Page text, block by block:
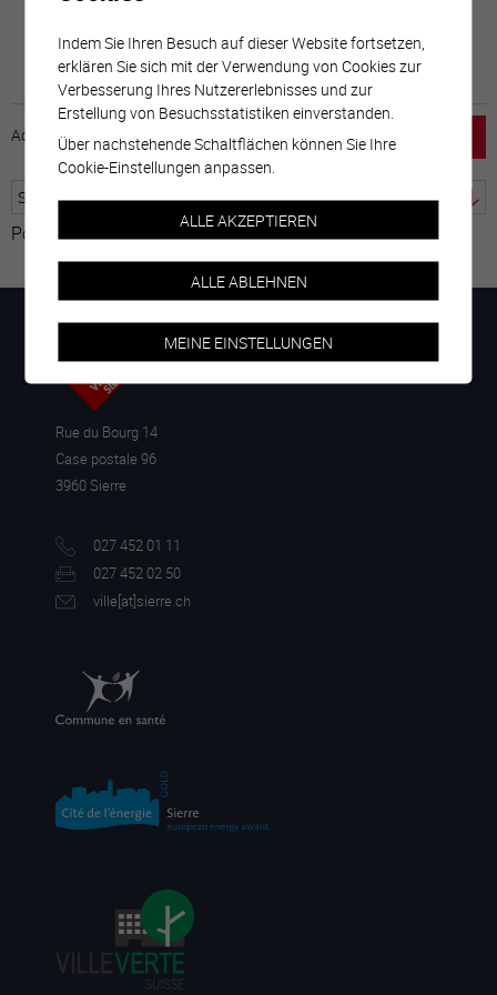
Accueil horaire emploi Mentions légales
Powered by Google Übersetzer
Rue du Bourg 14
Case postale 96
3960 Sierre
027 452 01 11
027 452 02 50
ville[at]sierre.ch
Indem Sie Ihren Besuch auf dieser Website fortsetzen,
erklären Sie sich mit der Verwendung von Cookies zur
Verbesserung Ihres Nutzererlebnisses und zur
Erstellung von Besuchsstatistiken einverstanden.
Über nachstehende Schaltflächen können Sie Ihre
Cookie-Einstellungen anpassen.
ALLE AKZEPTIEREN
ALLE ABLEHNEN
MEINE EINSTELLUNGEN